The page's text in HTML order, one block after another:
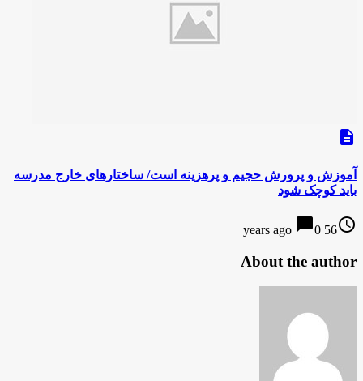
description
آموزش و پرورش حجیم و پرهزینه است/ ساختار‌های خارج مدرسه
باید کوچک شود
access_time
56 years ago
chat_bubble0
About the author